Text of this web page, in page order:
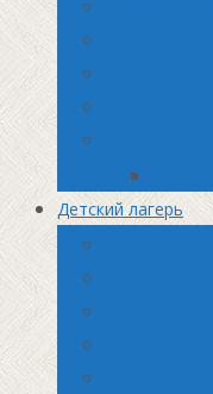
Детский лагерь